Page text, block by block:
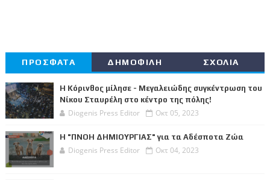
ΠΡΟΣΦΑΤΑ ΔΗΜΟΦΙΛΗ ΣΧΟΛΙΑ
Η Κόρινθος μίλησε - Μεγαλειώδης συγκέντρωση του
Νίκου Σταυρέλη στο κέντρο της πόλης!
Diogenis Press Editor Οκτ 05, 2023
Η "ΠΝΟΗ ΔΗΜΙΟΥΡΓΙΑΣ" για τα Αδέσποτα Ζώα
Diogenis Press Editor Οκτ 04, 2023